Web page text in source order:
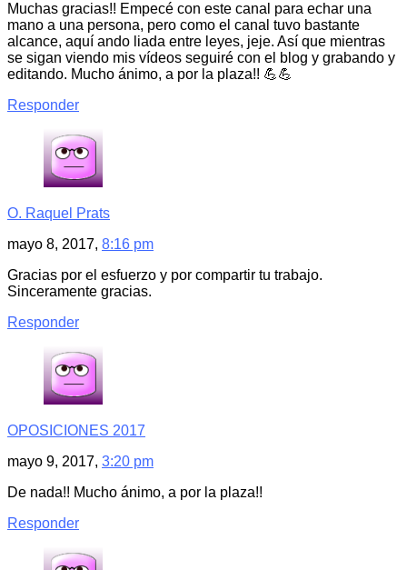
Muchas gracias!! Empecé con este canal para echar una
mano a una persona, pero como el canal tuvo bastante
alcance, aquí ando liada entre leyes, jeje. Así que mientras
se sigan viendo mis vídeos seguiré con el blog y grabando y
editando. Mucho ánimo, a por la plaza!! 💪💪
Responder
O. Raquel Prats
mayo 8, 2017, 8:16 pm
Gracias por el esfuerzo y por compartir tu trabajo.
Sinceramente gracias.
Responder
OPOSICIONES 2017
mayo 9, 2017, 3:20 pm
De nada!! Mucho ánimo, a por la plaza!!
Responder